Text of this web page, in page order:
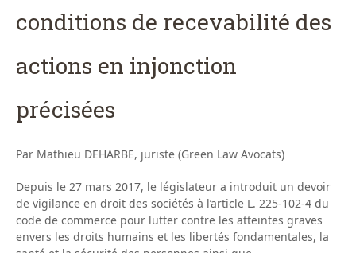
conditions de recevabilité des
actions en injonction
précisées
Par Mathieu DEHARBE, juriste (Green Law Avocats)
Depuis le 27 mars 2017, le législateur a introduit un devoir
de vigilance en droit des sociétés à l’article L. 225-102-4 du
code de commerce pour lutter contre les atteintes graves
envers les droits humains et les libertés fondamentales, la